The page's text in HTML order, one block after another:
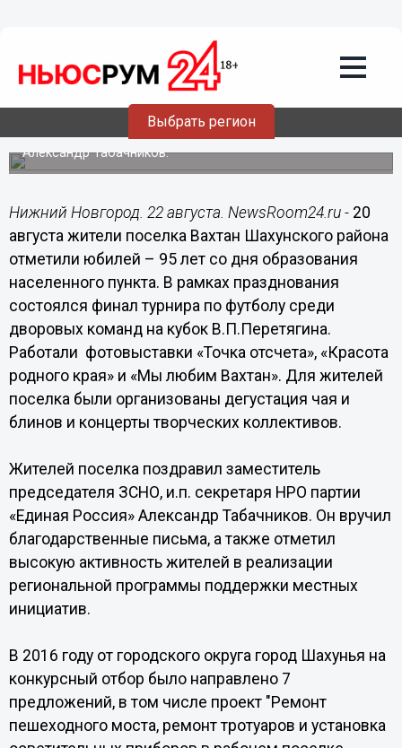
Выбрать регион
В Нижегородской области отметили
95-летие поселка Вахтан
В торжествах принял участие заместитель председателя
ЗСНО, и.п. секретаря НРО партии "Единая Россия"
Александр Табачников.
Нижний Новгород. 22 августа. NewsRoom24.ru - 20
августа жители поселка Вахтан Шахунского района
отметили юбилей – 95 лет со дня образования
населенного пункта. В рамках празднования
состоялся финал турнира по футболу среди
дворовых команд на кубок В.П.Перетягина.
Работали фотовыставки «Точка отсчета», «Красота
родного края» и «Мы любим Вахтан». Для жителей
поселка были организованы дегустация чая и
блинов и концерты творческих коллективов.
Жителей поселка поздравил заместитель
председателя ЗСНО, и.п. секретаря НРО партии
«Единая Россия» Александр Табачников. Он вручил
благодарственные письма, а также отметил
высокую активность жителей в реализации
региональной программы поддержки местных
инициатив.
В 2016 году от городского округа город Шахунья на
конкурсный отбор было направлено 7
предложений, в том числе проект "Ремонт
пешеходного моста, ремонт тротуаров и установка